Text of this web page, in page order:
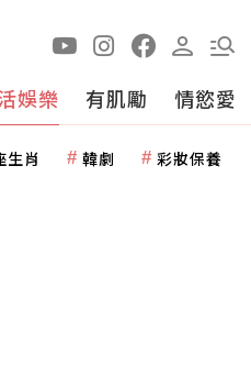
娛樂 有肌勵 情慾愛
生肖 韓劇 彩妝保養